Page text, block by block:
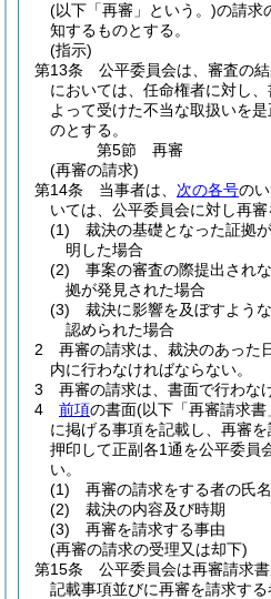
(以下「再審」という。)の請求
知するものとする。
(指示)
第13条
公平委員会は、審査の
においては、任命権者に対し
よって受けた不当な取扱いを
のとする。
第5節
再審
(再審の請求)
第14条
当事者は、 次の各号の
いては、公平委員会に対し再審
(1)
裁決の基礎となった証拠
明した場合
(2)
事案の審査の際提出され
拠が発見された場合
(3)
裁決に影響を及ぼすよう
認められた場合
2
再審の請求は、裁決のあった
内に行わなければならない。
3
再審の請求は、書面で行わな
4
前項の書面(以下「再審請求書
に掲げる事項を記載し、再審
押印して正副各1通を公平委員
い。
(1)
再審の請求をする者の氏
(2)
裁決の内容及び時期
(3)
再審を請求する事由
(再審の請求の受理又は却下)
第15条
公平委員会は再審請求
記載事項並びに再審を請求す